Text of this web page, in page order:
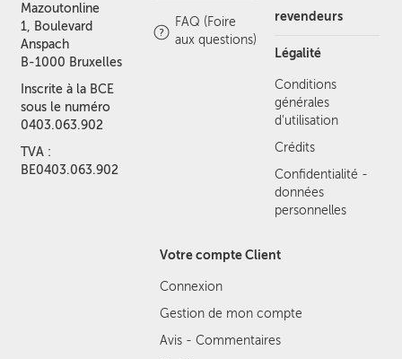
Mazoutonline
1, Boulevard
Anspach
B-1000 Bruxelles
Inscrite à la BCE
sous le numéro
0403.063.902
TVA :
BE0403.063.902
FAQ (Foire
aux questions)
revendeurs
Légalité
Conditions
générales
d'utilisation
Crédits
Confidentialité -
données
personnelles
Votre compte Client
Connexion
Gestion de mon compte
Avis - Commentaires